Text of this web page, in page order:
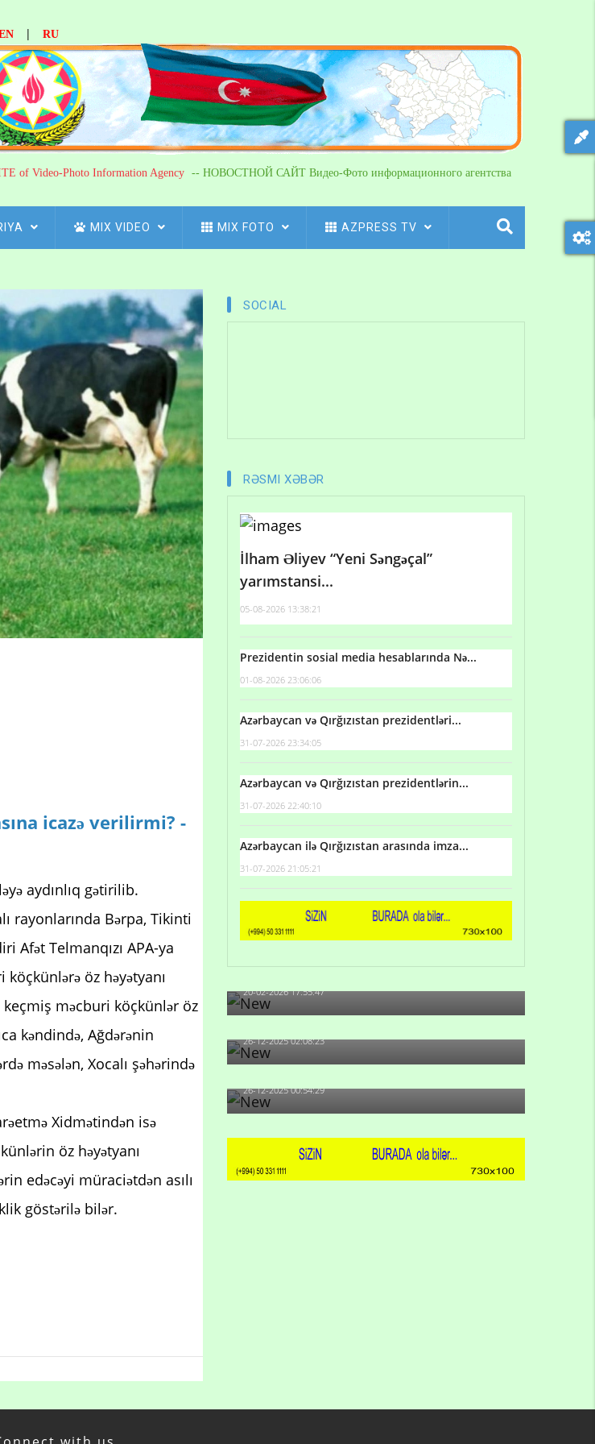
| RU
of Video-Photo Information Agency -- НОВОСТНОЙ САЙТ Видео-Фото информационного агентства
MIX VIDEO MIX FOTO AZPRESS TV
icazə verilirmi? -
aydınlıq gətirilib.
rayonlarında Bərpa, Tikinti
Afət Telmanqızı APA-ya
öz həyətyanı
keçmiş məcburi köçkünlər öz
kəndində, Ağdərənin
məsələn, Xocalı şəhərində
Xidmətindən isə
öz həyətyanı
edəcəyi müraciətdən asılı
göstərilə bilər.
SOCIAL
RƏSMI XƏBƏR
İlham Əliyev “Yeni Səngəçal”
yarımstansi...
05-08-2026 13:38:21
Prezidentin sosial media hesablarında Nə...
01-08-2026 23:06:06
Azərbaycan və Qırğızıstan prezidentləri...
31-07-2026 23:34:05
Azərbaycan və Qırğızıstan prezidentlərin...
31-07-2026 22:40:10
Azərbaycan ilə Qırğızıstan arasında imza...
31-07-2026 21:05:21
artıb?
20-02-2026 17:55:47
Məni bura NAZİR GÖNDƏRİB - 1937-ci ildən
fəaliyyətdə olan və...
26-12-2025 02:08:23
-Ay qız, sən məhkəməni udmayacaqsan... Sən
bilirsən də, məni...
26-12-2025 00:54:29